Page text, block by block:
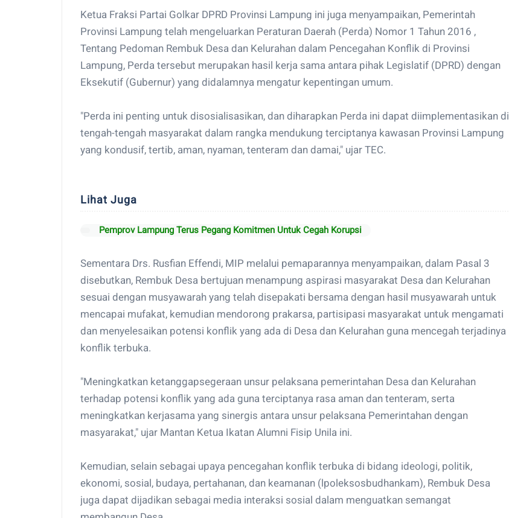
Ketua Fraksi Partai Golkar DPRD Provinsi Lampung ini juga menyampaikan, Pemerintah
Provinsi Lampung telah mengeluarkan Peraturan Daerah (Perda) Nomor 1 Tahun 2016 ,
Tentang Pedoman Rembuk Desa dan Kelurahan dalam Pencegahan Konflik di Provinsi
Lampung, Perda tersebut merupakan hasil kerja sama antara pihak Legislatif (DPRD) dengan
Eksekutif (Gubernur) yang didalamnya mengatur kepentingan umum.
"Perda ini penting untuk disosialisasikan, dan diharapkan Perda ini dapat diimplementasikan di
tengah-tengah masyarakat dalam rangka mendukung terciptanya kawasan Provinsi Lampung
yang kondusif, tertib, aman, nyaman, tenteram dan damai," ujar TEC.
Lihat Juga
Pemprov Lampung Terus Pegang Komitmen Untuk Cegah Korupsi
Sementara Drs. Rusfian Effendi, MIP melalui pemaparannya menyampaikan, dalam Pasal 3
disebutkan, Rembuk Desa bertujuan menampung aspirasi masyarakat Desa dan Kelurahan
sesuai dengan musyawarah yang telah disepakati bersama dengan hasil musyawarah untuk
mencapai mufakat, kemudian mendorong prakarsa, partisipasi masyarakat untuk mengamati
dan menyelesaikan potensi konflik yang ada di Desa dan Kelurahan guna mencegah terjadinya
konflik terbuka.
"Meningkatkan ketanggapsegeraan unsur pelaksana pemerintahan Desa dan Kelurahan
terhadap potensi konflik yang ada guna terciptanya rasa aman dan tenteram, serta
meningkatkan kerjasama yang sinergis antara unsur pelaksana Pemerintahan dengan
masyarakat," ujar Mantan Ketua Ikatan Alumni Fisip Unila ini.
Kemudian, selain sebagai upaya pencegahan konflik terbuka di bidang ideologi, politik,
ekonomi, sosial, budaya, pertahanan, dan keamanan (lpoleksosbudhankam), Rembuk Desa
juga dapat dijadikan sebagai media interaksi sosial dalam menguatkan semangat